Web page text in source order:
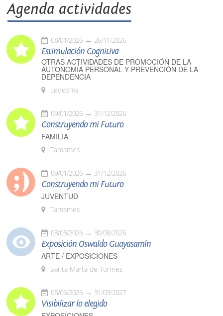
Agenda actividades
08/01/2026 26/11/2026
Estimulación Cognitiva
OTRAS ACTIVIDADES DE PROMOCIÓN DE LA
AUTONOMÍA PERSONAL Y PREVENCIÓN DE LA
DEPENDENCIA
Ledesma
09/01/2026 31/12/2026
Construyendo mi Futuro
FAMILIA
Tamames
09/01/2026 31/12/2026
Construyendo mi Futuro
JUVENTUD
Tamames
08/05/2026 30/08/2026
Exposición Oswaldo Guayasamín
ARTE / EXPOSICIONES
Santa Marta de Tormes
05/06/2026 31/03/2027
Visibilizar lo elegido